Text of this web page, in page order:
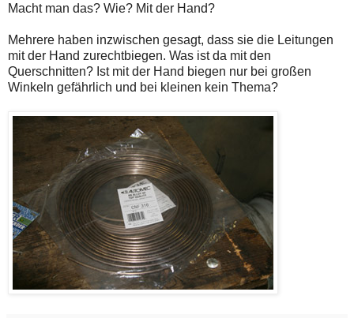
Macht man das? Wie? Mit der Hand?
Mehrere haben inzwischen gesagt, dass sie die Leitungen
mit der Hand zurechtbiegen. Was ist da mit den
Querschnitten? Ist mit der Hand biegen nur bei großen
Winkeln gefährlich und bei kleinen kein Thema?